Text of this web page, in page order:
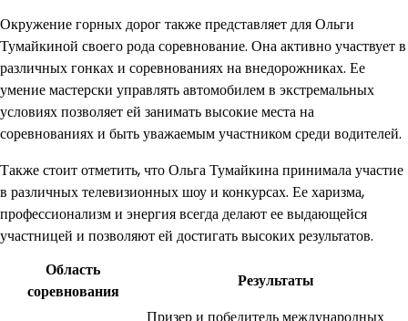
Окружение горных дорог также представляет для Ольги
Тумайкиной своего рода соревнование. Она активно участвует в
различных гонках и соревнованиях на внедорожниках. Ее
умение мастерски управлять автомобилем в экстремальных
условиях позволяет ей занимать высокие места на
соревнованиях и быть уважаемым участником среди водителей.
Также стоит отметить, что Ольга Тумайкина принимала участие
в различных телевизионных шоу и конкурсах. Ее харизма,
профессионализм и энергия всегда делают ее выдающейся
участницей и позволяют ей достигать высоких результатов.
Область
соревнования
Результаты